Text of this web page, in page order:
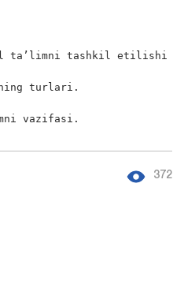
ta’limni tashkil etilishi
turlari.
vazifasi.
372